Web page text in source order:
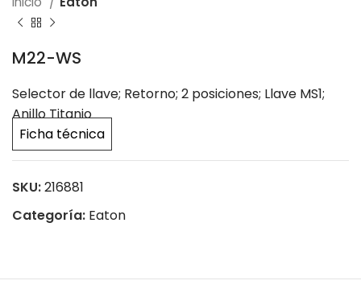
M22-WS
Selector de llave; Retorno; 2 posiciones; Llave MS1;
Anillo Titanio
Ficha técnica
SKU:216881
Categoría: Eaton